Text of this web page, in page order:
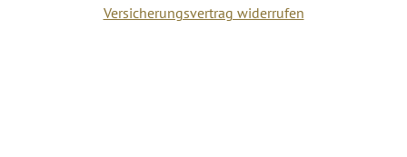
Versicherungsvertrag widerrufen